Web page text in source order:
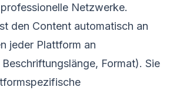
Netzwerke.
den Content automatisch an
jeder Plattform an
Format). Sie